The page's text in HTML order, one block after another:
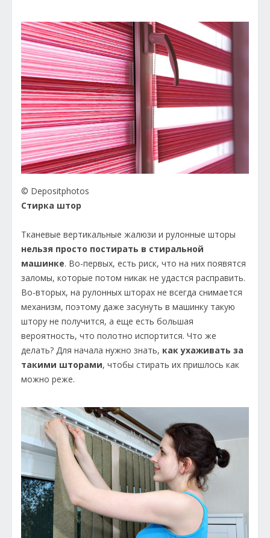
© Depositphotos
Стирка штор
Тканевые вертикальные жалюзи и рулонные шторы
нельзя просто постирать в стиральной
машинке. Во-первых, есть риск, что на них появятся
заломы, которые потом никак не удастся расправить.
Во-вторых, на рулонных шторах не всегда снимается
механизм, поэтому даже засунуть в машинку такую
штору не получится, а еще есть большая
вероятность, что полотно испортится. Что же
делать? Для начала нужно знать, как ухаживать за
такими шторами, чтобы стирать их пришлось как
можно реже.